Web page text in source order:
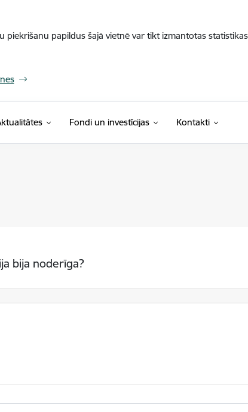
papildus šajā vietnē var tikt izmantotas
Fondi un investīcijas Kontakti
bija noderīga?